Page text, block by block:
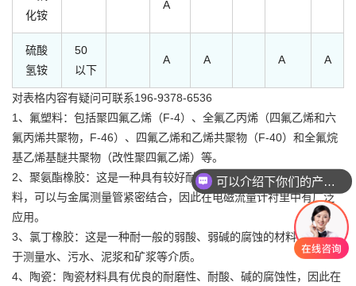
化铵
A
硫酸
氢铵
50
以下
A A A A
对表格内容有疑问可联系196-9378-6536
1、氟塑料：包括聚四氟乙烯（F-4）、全氟乙丙烯（四氟乙烯和六
氟丙烯共聚物，F-46）、四氟乙烯和乙烯共聚物（F-40）和全氟烷
基乙烯基醚共聚物（改性聚四氟乙烯）等。
2、聚氨酯橡胶：这是一种具有较好耐磨性、耐酸、碱的腐蚀性的材
料，可以与金属测量管紧密结合，因此在电磁流量计衬里中有广泛
应用。
3、氯丁橡胶：这是一种耐一般的弱酸、弱碱的腐蚀的材料，通常用
于测量水、污水、泥浆和矿浆等介质。
4、陶瓷：陶瓷材料具有优良的耐磨性、耐酸、碱的腐蚀性，因此在